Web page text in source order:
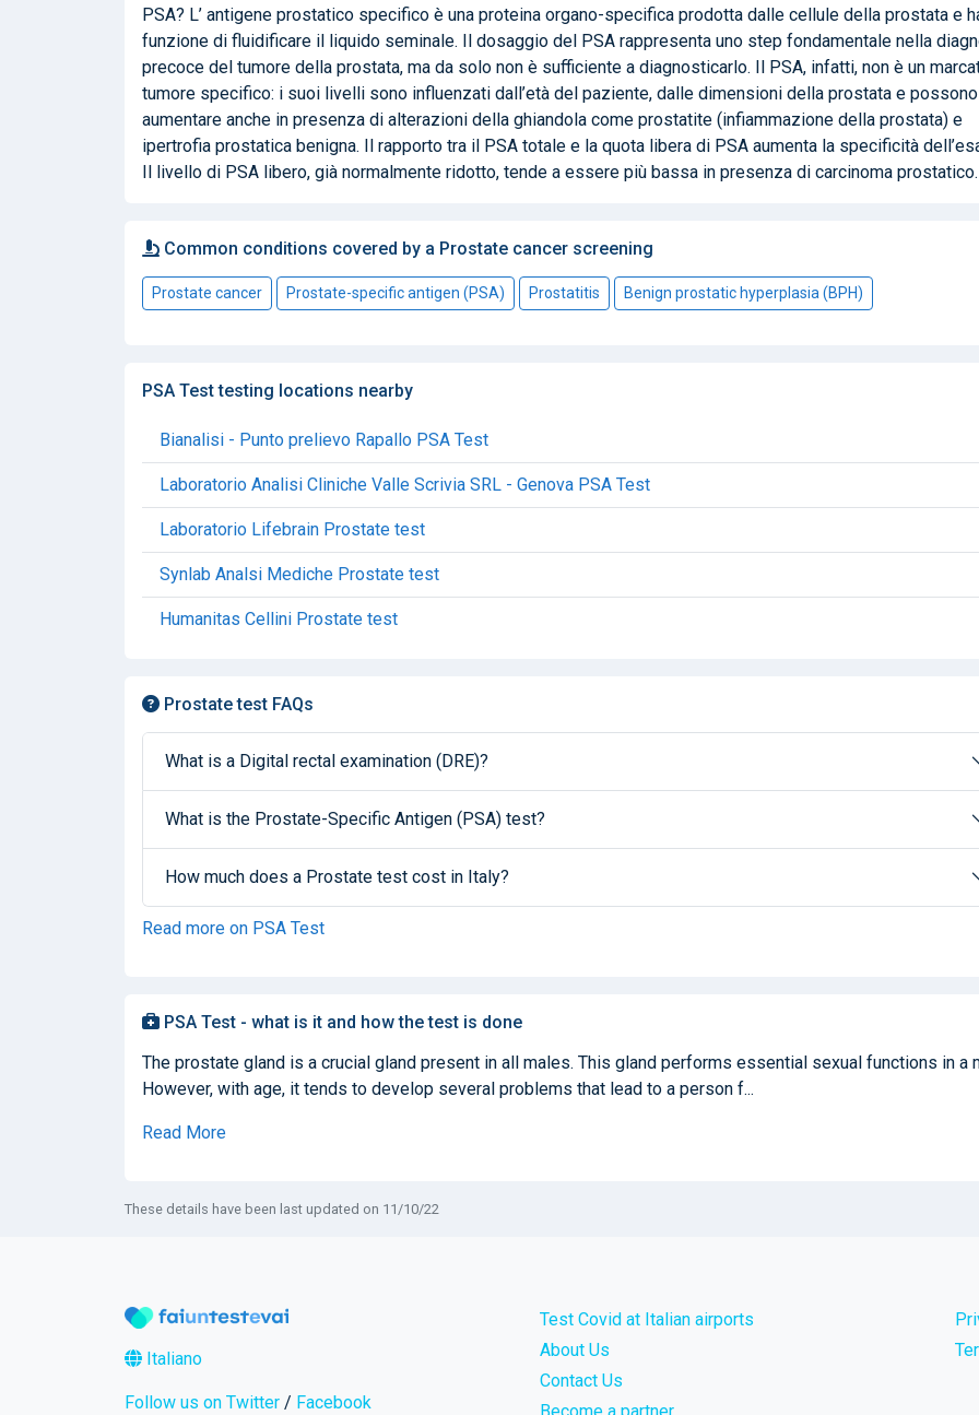
PSA? L’ antigene prostatico specifico è una proteina organo-specifica prodotta dalle cellule della prostata e
funzione di fluidificare il liquido seminale. Il dosaggio del PSA rappresenta uno step fondamentale nella
precoce del tumore della prostata, ma da solo non è sufficiente a diagnosticarlo. Il PSA, infatti, non è un
tumore specifico: i suoi livelli sono influenzati dall’età del paziente, dalle dimensioni della prostata e possono
aumentare anche in presenza di alterazioni della ghiandola come prostatite (infiammazione della prostata) e
ipertrofia prostatica benigna. Il rapporto tra il PSA totale e la quota libera di PSA aumenta la specificità
Il livello di PSA libero, già normalmente ridotto, tende a essere più bassa in presenza di carcinoma prostatico.
Common conditions covered by a Prostate cancer screening
Prostate cancer Prostate-specific antigen (PSA) Prostatitis Benign prostatic hyperplasia (BPH)
PSA Test testing locations nearby
Bianalisi - Punto prelievo Rapallo PSA Test
Laboratorio Analisi Cliniche Valle Scrivia SRL - Genova PSA Test
Laboratorio Lifebrain Prostate test
Synlab Analsi Mediche Prostate test
Humanitas Cellini Prostate test
Prostate test FAQs
What is a Digital rectal examination (DRE)?
What is the Prostate-Specific Antigen (PSA) test?
How much does a Prostate test cost in Italy?
Read more on PSA Test
PSA Test - what is it and how the test is done
The prostate gland is a crucial gland present in all males. This gland performs essential sexual functions in a
However, with age, it tends to develop several problems that lead to a person f...
Read More
These details have been last updated on 11/10/22
Italiano
Follow us on Twitter / Facebook
Test Covid at Italian airports
About Us
Contact Us
Become a partner